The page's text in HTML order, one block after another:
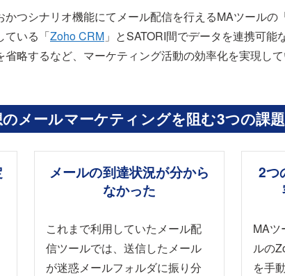
つシナリオ機能にてメール配信を行えるMAツールの
ている「Zoho CRM 」とSATORI間でデータを連携可能
略するなど、マーケティング活動の効率化を実現し
メールマーケティングを阻む3つの課題
メールの到達状況が分から
なかった
これまで利用していたメール配
信ツールでは、送信したメール
が迷惑メールフォルダに振り分
2つ
MAツ
ルの
を手